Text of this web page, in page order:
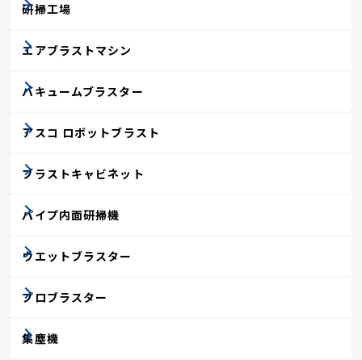
研掃工場
エアブラストマシン
バキュームブラスター
アスコ ロボットブラスト
ブラストキャビネット
パイプ内面研掃機
ウエットブラスター
プロブラスター
集塵機